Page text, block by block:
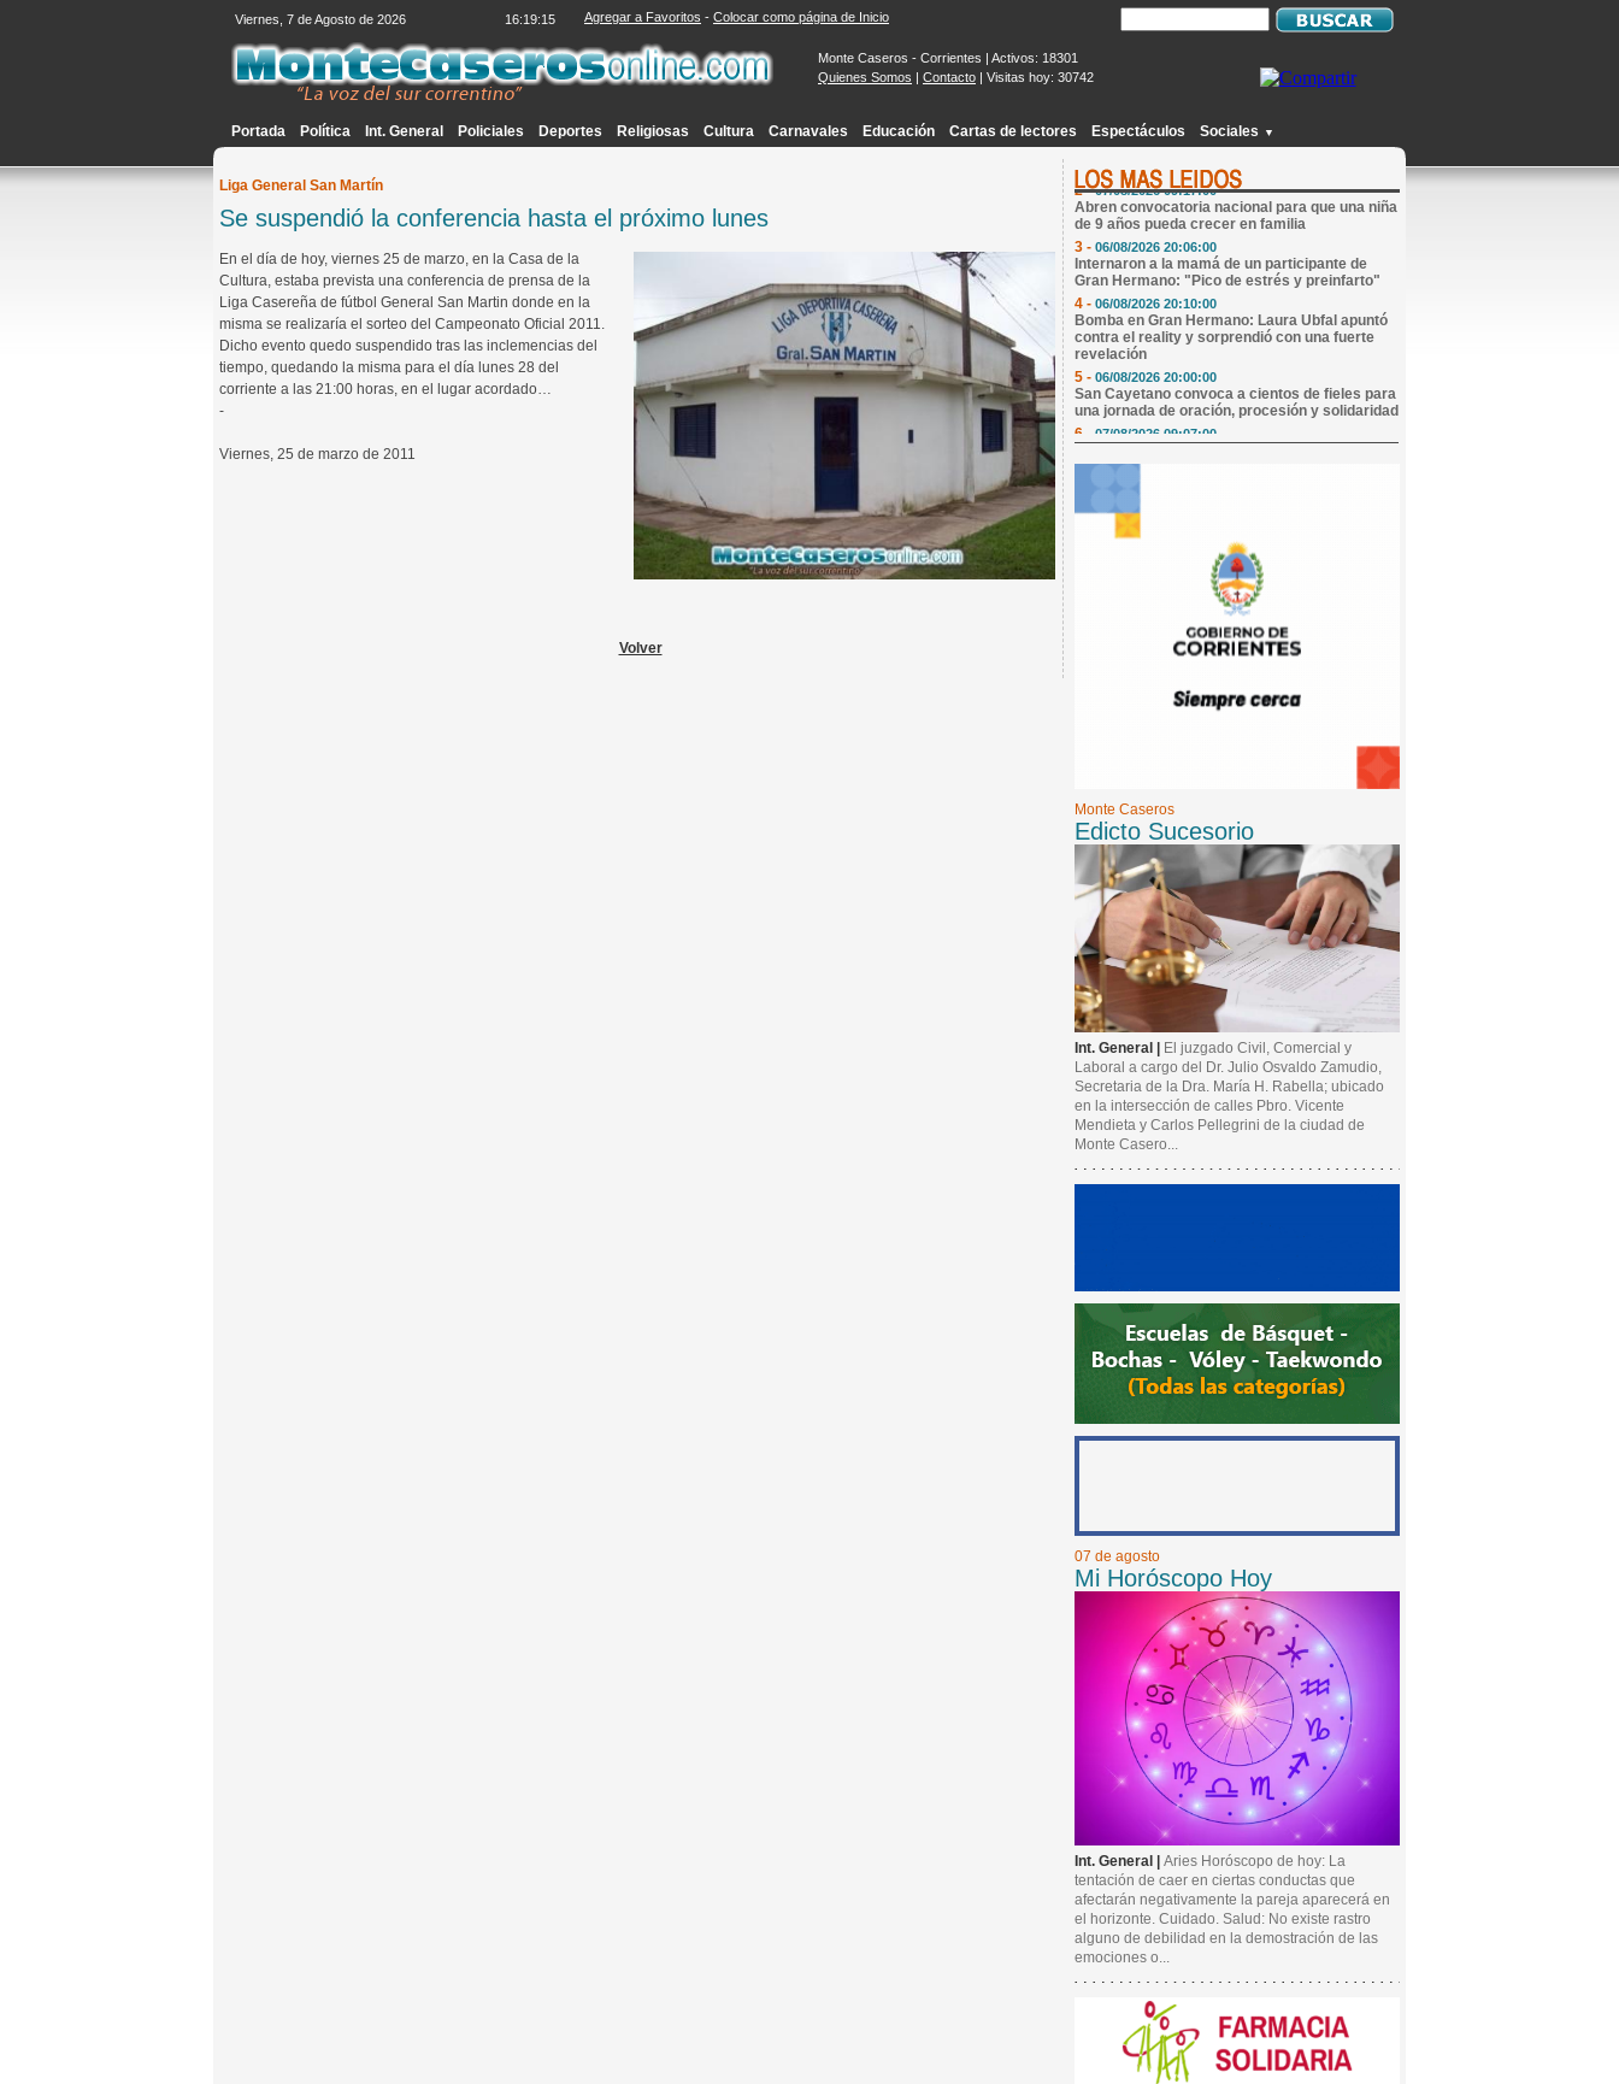
Viernes, 7 de Agosto de 2026 16:19:16 Agregar a Favoritos - Colocar como página de Inicio
Monte Caseros - Corrientes | Activos: 18301
Quienes Somos | Contacto | Visitas hoy: 30742
Portada Política Int. General Policiales Deportes Religiosas Cultura Carnavales Educación Cartas de lectores Espectáculos Sociales ▼
Liga General San Martín
Se suspendió la conferencia hasta el próximo lunes
En el día de hoy, viernes 25 de marzo, en la Casa de la
Cultura, estaba prevista una conferencia de prensa de la
Liga Casereña de fútbol General San Martin donde en la
misma se realizaría el sorteo del Campeonato Oficial 2011.
Dicho evento quedo suspendido tras las inclemencias del
tiempo, quedando la misma para el día lunes 28 del
corriente a las 21:00 horas, en el lugar acordado…
-
Viernes, 25 de marzo de 2011
Volver
secuestrado en Concordia, le pidió $25.000 de
rescate a su madre y terminó detenido
2 -07/08/2026 09:17:00
Abren convocatoria nacional para que una niña
de 9 años pueda crecer en familia
3 - 06/08/2026 20:06:00
Internaron a la mamá de un participante de
Gran Hermano: "Pico de estrés y preinfarto"
4 -06/08/2026 20:10:00
Bomba en Gran Hermano: Laura Ubfal apuntó
contra el reality y sorprendió con una fuerte
revelación
5 -06/08/2026 20:00:00
San Cayetano convoca a cientos de fieles para
una jornada de oración, procesión y solidaridad
6 -07/08/2026 09:07:00
Mi Horóscopo Hoy
El río comenzó a descender en Monte Caseros
y continúa por debajo del nivel de alerta
María Soledad Serradori: atención psicológica
virtual para adolescentes y adultos con un
enfoque humano y personalizado
Monte Caseros
Edicto Sucesorio
Int. General |
El juzgado Civil, Comercial y
Laboral a cargo del Dr. Julio Osvaldo Zamudio,
Secretaria de la Dra. María H. Rabella; ubicado
en la intersección de calles Pbro. Vicente
Mendieta y Carlos Pellegrini de la ciudad de
Monte Casero...
07 de agosto
Mi Horóscopo Hoy
Int. General | Aries Horóscopo de hoy: La
tentación de caer en ciertas conductas que
afectarán negativamente la pareja aparecerá en
el horizonte. Cuidado. Salud: No existe rastro
alguno de debilidad en la demostración de las
emociones o...